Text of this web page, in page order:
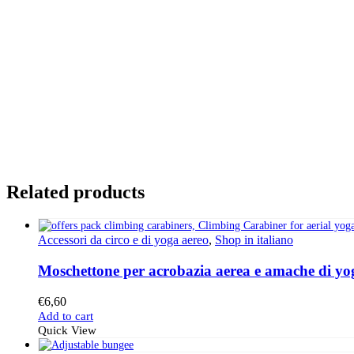
Related products
Accessori da circo e di yoga aereo, Shop in italiano
Moschettone per acrobazia aerea e amache di
€6,60
Add to cart
Quick View